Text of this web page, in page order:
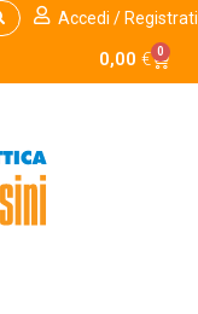
Accedi / Registrati
0,00 € 0